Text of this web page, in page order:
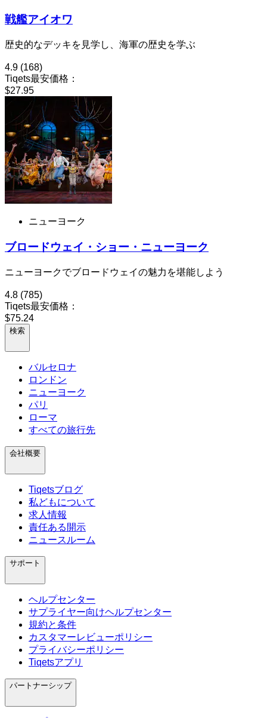
戦艦アイオワ
歴史的なデッキを見学し、海軍の歴史を学ぶ
4.9 (168)
Tiqets最安価格：
$27.95
ニューヨーク
ブロードウェイ・ショー・ニューヨーク
ニューヨークでブロードウェイの魅力を堪能しよう
4.8 (785)
Tiqets最安価格：
$75.24
検索
バルセロナ
ロンドン
ニューヨーク
パリ
ローマ
すべての旅行先
会社概要
Tiqetsブログ
私どもについて
求人情報
責任ある開示
ニュースルーム
サポート
ヘルプセンター
サプライヤー向けヘルプセンター
規約と条件
カスタマーレビューポリシー
プライバシーポリシー
Tiqetsアプリ
パートナーシップ